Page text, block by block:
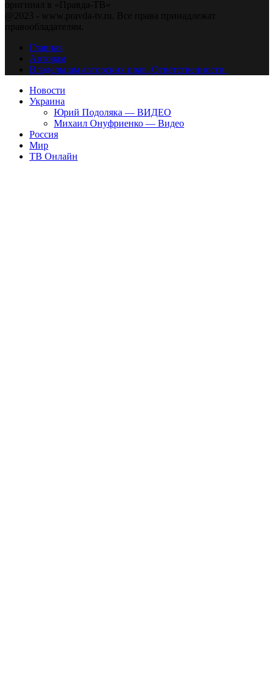
оригинал в «Правда-ТВ»
@2023 - www.pravda-tv.ru. Все права принадлежат
правообладателям.
Главная
Авторам
Владельцам авторских прав. Ответственности.
Новости
Украина
Юрий Подоляка — ВИДЕО
Михаил Онуфриенко — Видео
Россия
Мир
ТВ Онлайн